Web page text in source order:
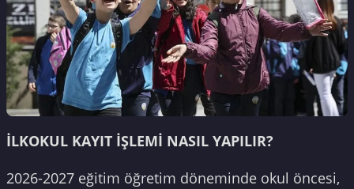
İLKOKUL KAYIT İŞLEMİ NASIL YAPILIR?
2026-2027 eğitim öğretim döneminde okul öncesi,